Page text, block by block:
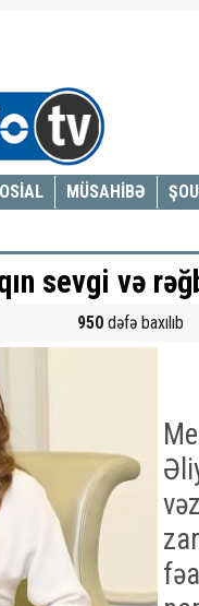
MÜSAHİBƏ
sevgi və
950 dəfə baxılıb